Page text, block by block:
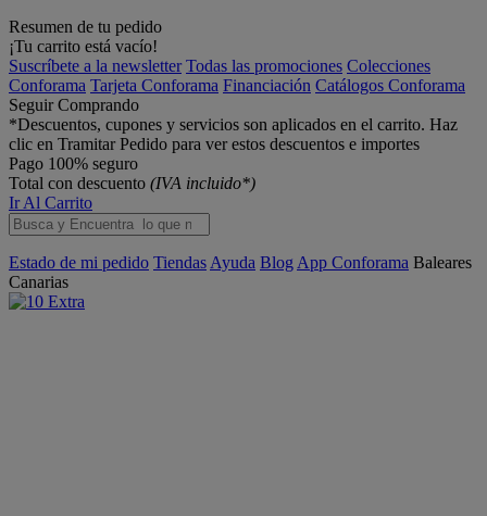
Resumen de tu pedido
¡Tu carrito está vacío!
Suscríbete a la newsletter Todas las promociones Colecciones
Conforama Tarjeta Conforama Financiación Catálogos Conforama
Seguir Comprando
*Descuentos, cupones y servicios son aplicados en el carrito. Haz
clic en Tramitar Pedido para ver estos descuentos e importes
Pago 100% seguro
Total con descuento (IVA incluido*)
Ir Al Carrito
Estado de mi pedido Tiendas Ayuda Blog App Conforama Baleares
Canarias